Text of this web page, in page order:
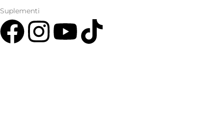
Suplementi